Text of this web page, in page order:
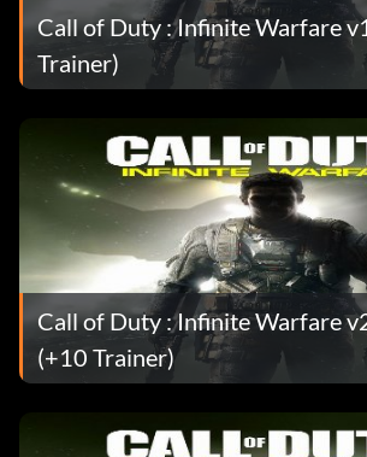
Call of Duty : Infinite Warfare
Trainer)
Call of Duty : Infinite Warfare
(+10 Trainer)